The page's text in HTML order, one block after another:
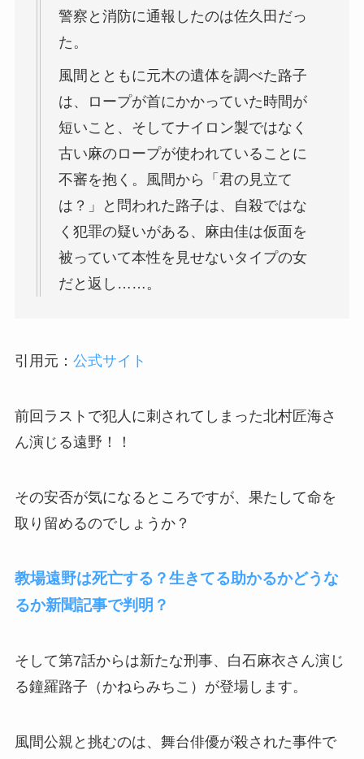
警察と消防に通報したのは佐久田だっ
た。
風間とともに元木の遺体を調べた路子
は、ロープが首にかかっていた時間が
短いこと、そしてナイロン製ではなく
古い麻のロープが使われていることに
不審を抱く。風間から「君の見立て
は？」と問われた路子は、自殺ではな
く犯罪の疑いがある、麻由佳は仮面を
被っていて本性を見せないタイプの女
だと返し……。
引用元： 公式サイト
前回ラストで犯人に刺されてしまった北村匠海さ
ん演じる遠野！！
その安否が気になるところですが、果たして命を
取り留めるのでしょうか？
教場遠野は死亡する？生きてる助かるかどうな
るか新聞記事で判明？
そして第7話からは新たな刑事、白石麻衣さん演じ
る鐘羅路子（かねらみちこ）が登場します。
風間公親と挑むのは、舞台俳優が殺された事件で